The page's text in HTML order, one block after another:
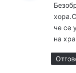
че се
на